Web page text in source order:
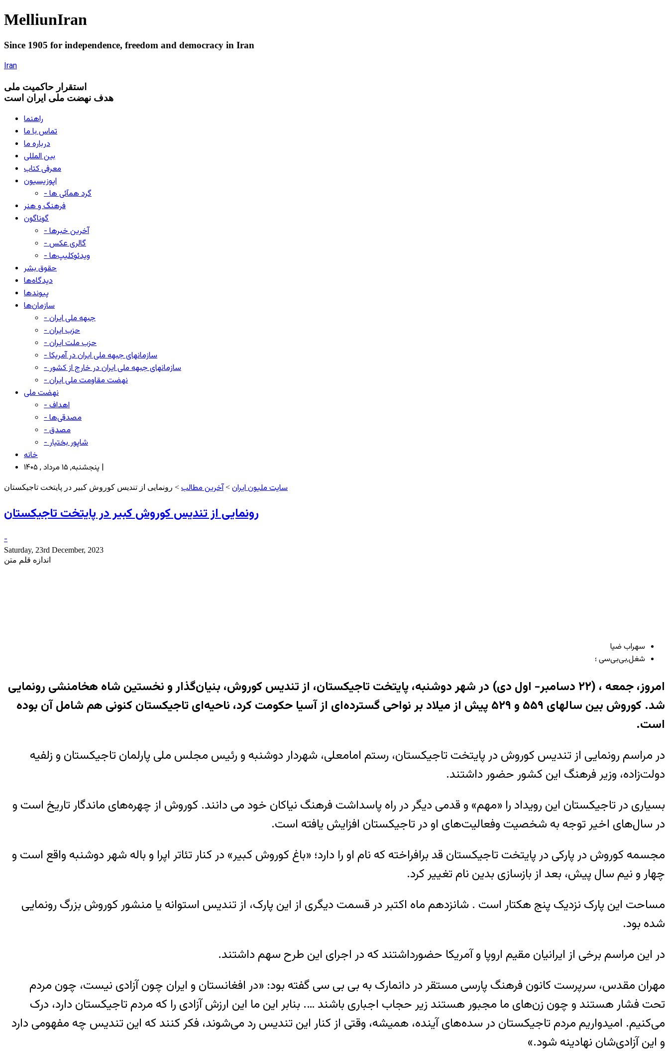
MelliunIran
Since 1905 for independence, freedom and democracy in Iran
Iran
استقرار حاکميت ملی
هدف نهضت ملی ایران است
راهنما
تماس با ما
درباره ما
بین المللی
معرفی کتاب
اپوزیسیون
- گرد همآئی ها
فرهنگ و هنر
گوناگون
- آخرین خبرها
- گالری عکس
- ویدئوکلیپ‌ها
حقوق بشر
دیدگاه‌ها
پیوندها
سازمان‌ها
- جبهه ملی ایران
- حزب ایران
- حزب ملت ایران
- سازمانهای جبهه ملی ایران در آمریکا
- سازمانهای جبهه ملی ایران در خارج از کشور
- نهضت مقاومت ملی ایران
نهضت ملی
- اهداف
- مصدقی‌ها
- مصدق
- شاپور بختیار
خانه
پنجشنبه, ۱۵ مرداد , ۱۴۰۵ |
سایت ملیون ایران >آخرین مطالب > رونمایی از تندیس کوروش کبیر در پایتخت تاجیکستان
رونمایی از تندیس کوروش کبیر در پایتخت تاجیکستان
-
Saturday, 23rd December, 2023
اندازه قلم متن
سهراب ضیا
شغل,بی‌بی‌سی ؛
امروز، جمعه ، (۲۲ دسامبر- اول دی‌) در شهر دوشنبه، پایتخت تاجیکستان، از تندیس کوروش، بنیان‌گذار و نخستین شاه هخامنشی رونمایی
شد. کوروش بین سالهای ۵۵۹ و ۵۲۹ پیش از میلاد بر نواحی گسترده‌ای از آسیا حکومت کرد، ناحیه‌ای تاجیکستان کنونی هم شامل آن بوده
است.
در مراسم رونمایی از تندیس کوروش در پایتخت تاجیکستان، رستم امامعلی، شهردار دوشنبه و رئیس مجلس ملی پارلمان تاجیکستان و زلفیه
دولت‌زاده، وزیر فرهنگ این کشور حضور داشتند.
بسیاری در تاجیکستان این رویداد را «مهم» و قدمی دیگر در راه پاسداشت فرهنگ نیاکان خود می دانند. کوروش از چهره‌های ماندگار تاریخ است و
در سال‌های اخیر توجه به شخصیت وفعالیت‌های او در تاجیکستان افزایش یافته است.
مجسمه کوروش در پارکی در پایتخت تاجیکستان قد برافراخته که نام او را دارد؛ «باغ کوروش کبیر» در کنار تئاتر اپرا و باله شهر دوشنبه واقع است و
چهار و نیم سال پیش، بعد از بازسازی بدین نام تغییر کرد.
مساحت این پارک نزدیک پنج هکتار است . شانزدهم ماه اکتبر در قسمت دیگری از این پارک، از تندیس استوانه یا منشور کوروش بزرگ رونمایی
شده بود.
در این مراسم برخی از ایرانیان مقیم اروپا و آمریکا حضورداشتند که در اجرای این طرح سهم داشتند.
مهران مقدس، سرپرست کانون فرهنگ پارسی مستقر در دانمارک به بی بی سی گفته بود: «در افغانستان و ایران چون آزادی نیست، چون مردم
تحت فشار هستند و چون زن‌های ما مجبور‌ هستند زیر حجاب اجباری باشند …. بنابر این ما این ارزش آزادی را که مردم تاجیکستان دارد، درک
می‌کنیم. امیدواریم مردم تاجیکستان در سده‌های آینده، همیشه، وقتی از کنار این تندیس رد می‌شوند، فکر کنند که این تندیس چه مفهومی دارد
و این آزادی‌شان نهادینه شود.»